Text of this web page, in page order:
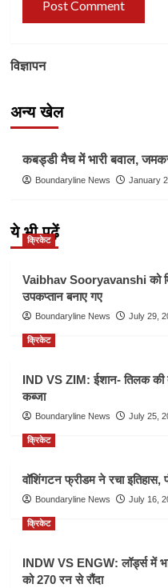
विज्ञापन
अन्य खेल
Other Sports
कबड्डी मैच में भारी बवाल,
Boundaryline News January
ये भी पढ़ें
क्रिकेट
Vaibhav Sooryavanshi को
उपकप्तान बनाए गए
Boundaryline News July 29,
क्रिकेट
IND VS ZIM: ईशान- तिलक की
कब्जा
Boundaryline News July 25,
क्रिकेट
वॉशिंगटन फ्रीडम ने रचा इतिहास,
Boundaryline News July 16,
क्रिकेट
INDW VS ENGW: लॉर्ड्स में
को 270 रन से रौंदा